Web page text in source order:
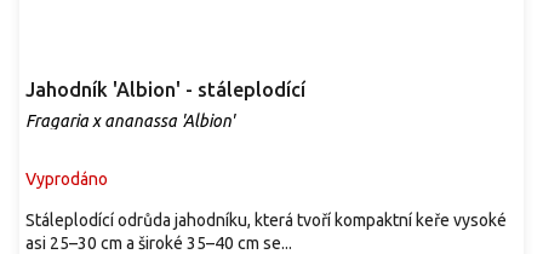
Jahodník 'Albion' - stáleplodící
Fragaria x ananassa 'Albion'
Vyprodáno
Stáleplodící odrůda jahodníku, která tvoří kompaktní keře vysoké
asi 25–30 cm a široké 35–40 cm se...